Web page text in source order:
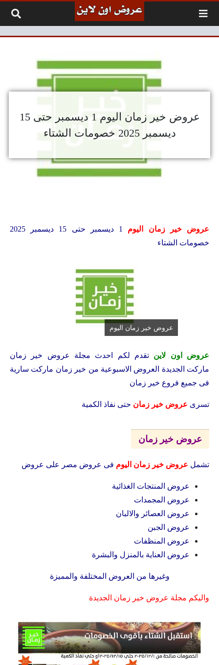
عروض خير زمان اليوم 1 ديسمبر حتى 15
ديسمبر 2025 خصومات الشتاء
عروض خير زمان اليوم
1 ديسمبر حتى 15 ديسمبر 2025
خصومات الشتاء
عروض خير زمان اليوم
عروض اون لاين تقدم لكم احدث مجلة عروض خير زمان
ماركت الجديدة
العروض الاسبوعية من خير زمان ماركت سارية
فى جميع فروع خير زمان
تسرى عروض خير زمان حتى نفاذ الكمية
عروض خير زمان
تشمل عروض خير زمان اليوم فى عروض مصر على عروض
عروض المنتجات الغذائية
عروض المجمدات
عروض العصائر والالبان
عروض الجبن
عروض المنظفات
عروض العناية بالمنزل والبشرة
وغيرها من العروض المختلفة والمميزة
واليكم مجلة عروض خير زمان الجديدة